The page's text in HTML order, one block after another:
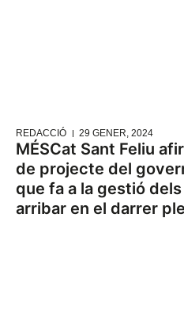
REDACCIÓ 29 GENER, 2024
MÉSCat Sant Feliu
de projecte del
que fa a la gestió
arribar en el darrer